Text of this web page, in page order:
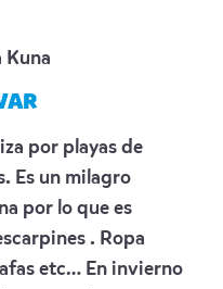
Kuna
por playas de
Es un milagro
por lo que es
. Ropa
etc… En invierno